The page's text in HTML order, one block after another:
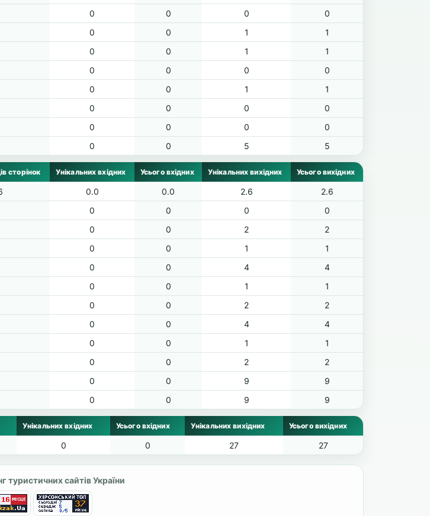
0 0 0
0
0 0 1
1
0 0 1
1
0 0 0
0
0 0 1
1
0 0 0
0
0 0 0
0
0 0 5 5
сторінок Унікальних вхідних Усього вхідних Унікальних вихідних Усього вихідних
0.0 0.0 2.6
2.6
0 0 0
0
0 0 2
2
0 0 1
1
0 0 4
4
0 0 1
1
0 0 2
2
0 0 4
4
0 0 1
1
0 0 2
2
0 0 9
9
0 0 9 9
Унікальних вхідних Усього вхідних Унікальних вихідних Усього вихідних
0 0 27 27
туристичних сайтів України